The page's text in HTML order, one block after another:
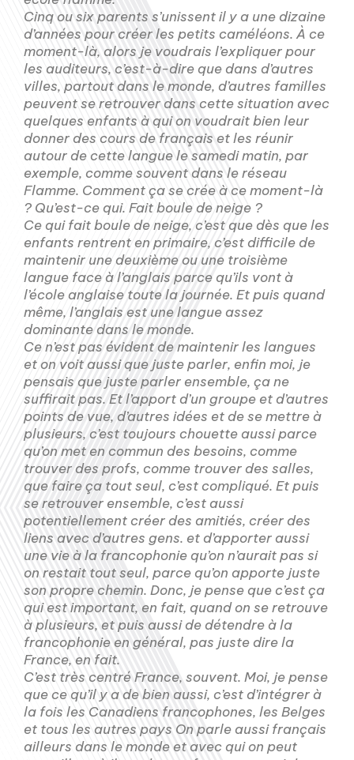
Cinq ou six parents s’unissent il y a une dizaine
d’années pour créer les petits caméléons. À ce
moment-là, alors je voudrais l’expliquer pour
les auditeurs, c’est-à-dire que dans d’autres
villes, partout dans le monde, d’autres familles
peuvent se retrouver dans cette situation avec
quelques enfants à qui on voudrait bien leur
donner des cours de français et les réunir
autour de cette langue le samedi matin, par
exemple, comme souvent dans le réseau
Flamme. Comment ça se crée à ce moment-là
? Qu’est-ce qui. Fait boule de neige ?
Ce qui fait boule de neige, c’est que dès que les
enfants rentrent en primaire, c’est difficile de
maintenir une deuxième ou une troisième
langue face à l’anglais parce qu’ils vont à
l’école anglaise toute la journée. Et puis quand
même, l’anglais est une langue assez
dominante dans le monde.
Ce n’est pas évident de maintenir les langues
et on voit aussi que juste parler, enfin moi, je
pensais que juste parler ensemble, ça ne
suffirait pas. Et l’apport d’un groupe et d’autres
points de vue, d’autres idées et de se mettre à
plusieurs, c’est toujours chouette aussi parce
qu’on met en commun des besoins, comme
trouver des profs, comme trouver des salles,
que faire ça tout seul, c’est compliqué. Et puis
se retrouver ensemble, c’est aussi
potentiellement créer des amitiés, créer des
liens avec d’autres gens. et d’apporter aussi
une vie à la francophonie qu’on n’aurait pas si
on restait tout seul, parce qu’on apporte juste
son propre chemin. Donc, je pense que c’est ça
qui est important, en fait, quand on se retrouve
à plusieurs, et puis aussi de détendre à la
francophonie en général, pas juste dire la
France, en fait.
C’est très centré France, souvent. Moi, je pense
que ce qu’il y a de bien aussi, c’est d’intégrer à
la fois les Canadiens francophones, les Belges
et tous les autres pays On parle aussi français
ailleurs dans le monde et avec qui on peut